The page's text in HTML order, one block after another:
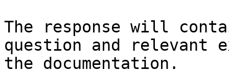
The response will
question and relevant
the documentation.